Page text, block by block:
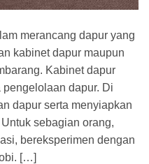
merancang dapur yang
kabinet dapur maupun
Kabinet dapur
dapur. Di
dapur serta menyiapkan
sebagian orang,
bereksperimen dengan
[…]